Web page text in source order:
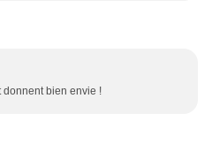
donnent bien envie !